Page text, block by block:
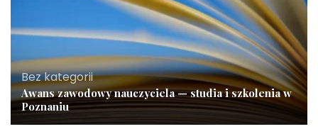
Bez kategorii
Awans zawodowy nauczyciela — studia i szkolenia w
Poznaniu